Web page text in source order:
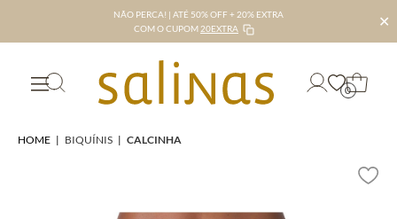
NÃO PERCA! | ATÉ 50% OFF + 20% EXTRA
COM O CUPOM 20EXTRA ✕
0
HOME | BIQUÍNIS | CALCINHA